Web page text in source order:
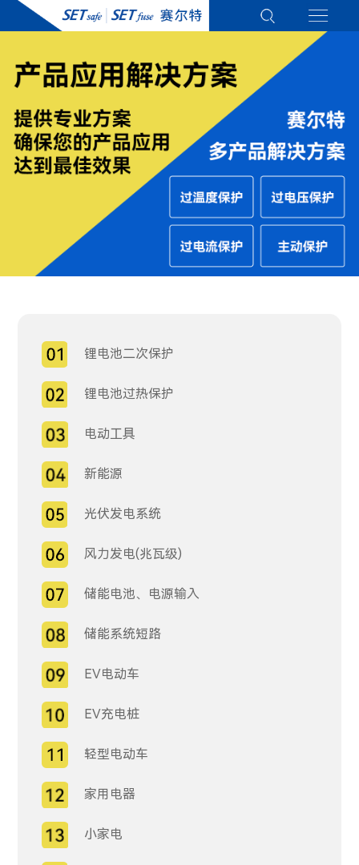
锂电池二次保护
锂电池过热保护
电动工具
新能源
光伏发电系统
风力发电(兆瓦级)
储能电池、电源输入
储能系统短路
EV电动车
EV充电桩
轻型电动车
家用电器
小家电